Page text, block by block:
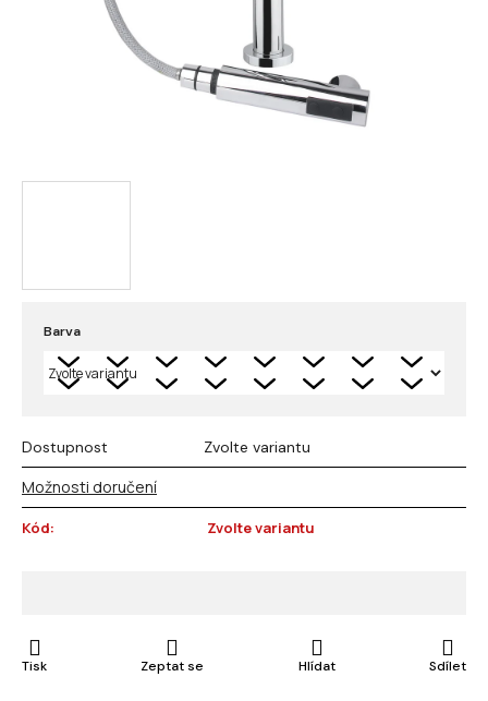
Barva
Dostupnost Zvolte variantu
Možnosti doručení
Kód: Zvolte variantu
Tisk Zeptat se Hlídat Sdílet